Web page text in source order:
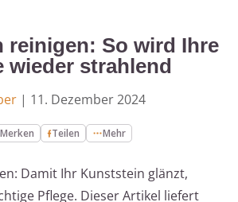
reinigen: So wird Ihre
wieder strahlend
| 11. Dezember 2024
Merken Teilen Mehr
Damit Ihr Kunststein glänzt,
Pflege. Dieser Artikel liefert